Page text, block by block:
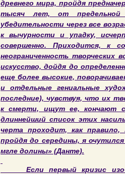
древнего мира, пройдя
тысяч лет, от предельной
убедительности через все
к вычурности и упадку,
совершенно. Приходится, к
неограниченность творческих
искусство, дойдя до
еще более высокие,
и отдельные гениальные
последние), чувствуя, что их
к смерти, ищут ее, кончают
длиннейший список этих
черта проходит, как
пройдя до середины, я
мгле долины» (Данте).
Если первый кризис